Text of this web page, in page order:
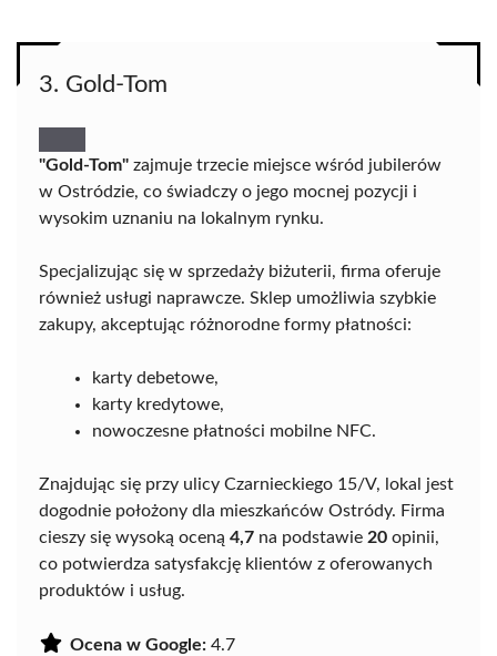
3. Gold-Tom
"Gold-Tom" zajmuje trzecie miejsce wśród jubilerów
w Ostródzie, co świadczy o jego mocnej pozycji i
wysokim uznaniu na lokalnym rynku.
Specjalizując się w sprzedaży biżuterii, firma oferuje
również usługi naprawcze. Sklep umożliwia szybkie
zakupy, akceptując różnorodne formy płatności:
karty debetowe,
karty kredytowe,
nowoczesne płatności mobilne NFC.
Znajdując się przy ulicy Czarnieckiego 15/V, lokal jest
dogodnie położony dla mieszkańców Ostródy. Firma
cieszy się wysoką oceną 4,7 na podstawie 20 opinii,
co potwierdza satysfakcję klientów z oferowanych
produktów i usług.
Ocena w Google: 4.7